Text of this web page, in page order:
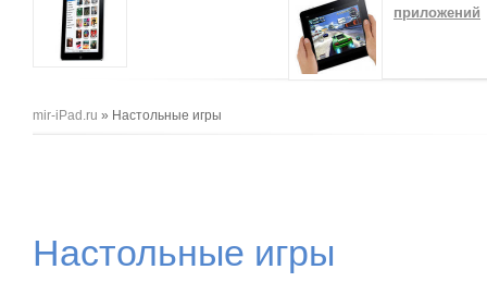
приложений
Вы здесь
mir-iPad.ru » Настольные игры
Настольные игры